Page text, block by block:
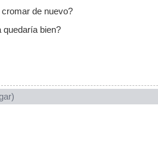
de nuevo?
quedaría bien?